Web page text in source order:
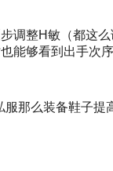
整H敏（都这么
能够看到出手次
么装备鞋子提高